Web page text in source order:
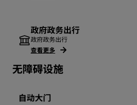
政府政务出行
政府政务出行
查看更多
无障碍设施
自动大门